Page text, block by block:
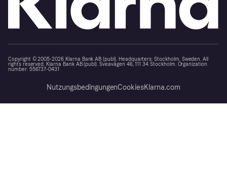
Copyright © 2005-2026 Klarna Bank AB (publ). Headquarters: Stockholm, Sweden. All
rights reserved. Klarna Bank AB (publ). Sveavägen 46, 111 34 Stockholm. Organization
number: 556737-0431
NutzungsbedingungenCookiesKlarna.com